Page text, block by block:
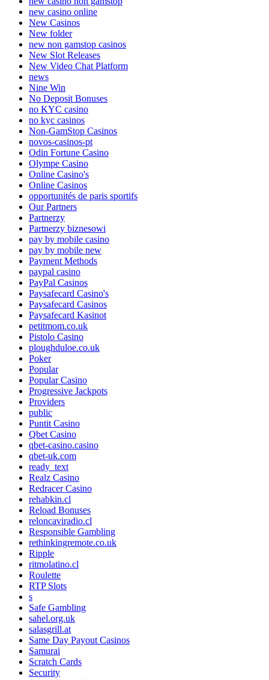
new casino online
New Casinos
New folder
new non gamstop casinos
New Slot Releases
New Video Chat Platform
news
Nine Win
No Deposit Bonuses
no KYC casino
no kyc casinos
Non-GamStop Casinos
novos-casinos-pt
Odin Fortune Casino
Olympe Casino
Online Casino's
Online Casinos
opportunités de paris sportifs
Our Partners
Partnerzy
Partnerzy biznesowi
pay by mobile casino
pay by mobile new
Payment Methods
paypal casino
PayPal Casinos
Paysafecard Casino's
Paysafecard Casinos
Paysafecard Kasinot
petitmom.co.uk
Pistolo Casino
ploughduloe.co.uk
Poker
Popular
Popular Casino
Progressive Jackpots
Providers
public
Puntit Casino
Qbet Casino
qbet-casino.casino
qbet-uk.com
ready_text
Realz Casino
Redracer Casino
rehabkin.cl
Reload Bonuses
reloncaviradio.cl
Responsible Gambling
rethinkingremote.co.uk
Ripple
ritmolatino.cl
Roulette
RTP Slots
s
Safe Gambling
sahel.org.uk
salasgrill.at
Same Day Payout Casinos
Samurai
Scratch Cards
Security